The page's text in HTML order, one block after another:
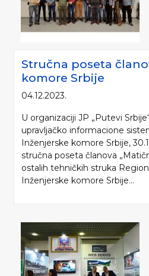
Stručna poseta
komore Srbije
04.12.2023.
U organizaciji JP „Putevi
upravljačko informacione
Inženjerske komore Srbije,
stručna poseta članova
ostalih tehničkih struka
Inženjerske komore Srbije...